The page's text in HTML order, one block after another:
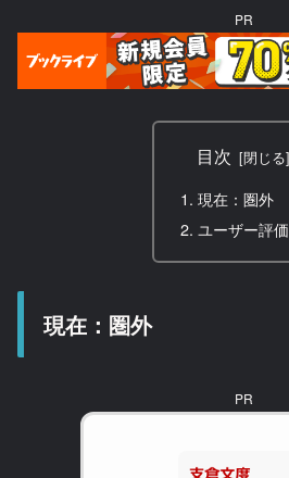
PR
目次
現在：圏外
ユーザー評価
現在：圏外
PR